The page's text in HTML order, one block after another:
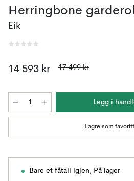
Herringbone
Eik
14 593 kr 17 499 kr
Legg i
Lagre som favoritt
Bare et fåtall igjen, På lager